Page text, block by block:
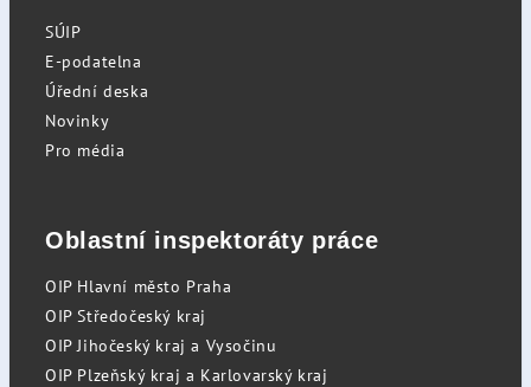
SÚIP
E-podatelna
Úřední deska
Novinky
Pro média
Oblastní inspektoráty práce
OIP Hlavní město Praha
OIP Středočeský kraj
OIP Jihočeský kraj a Vysočinu
OIP Plzeňský kraj a Karlovarský kraj